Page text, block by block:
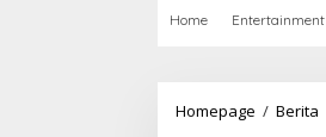
Home Entertainment
Homepage / Berita